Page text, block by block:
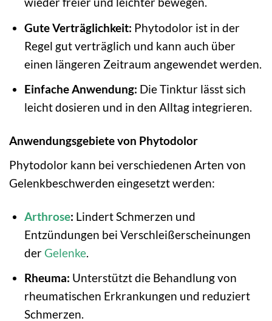
Gute Verträglichkeit: Phytodolor ist in der
Regel gut verträglich und kann auch über
einen längeren Zeitraum angewendet werden.
Einfache Anwendung: Die Tinktur lässt sich
leicht dosieren und in den Alltag integrieren.
Anwendungsgebiete von Phytodolor
Phytodolor kann bei verschiedenen Arten von
Gelenkbeschwerden eingesetzt werden:
Arthrose: Lindert Schmerzen und
Entzündungen bei Verschleißerscheinungen
der Gelenke.
Rheuma: Unterstützt die Behandlung von
rheumatischen Erkrankungen und reduziert
Schmerzen.